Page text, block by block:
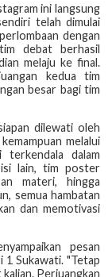
ini langsung
telah dimulai
dengan
debat berhasil
melaju ke final.
kedua tim
besar bagi tim
dilewati oleh
melalui
terkendala dalam
lain, tim poster
materi, hingga
semua hambatan
dan memotivasi
pesan
1 Sukawati. "Tetap
Perjuangkan